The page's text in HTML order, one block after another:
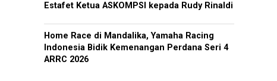
Estafet Ketua ASKOMPSI kepada Rudy Rinaldi
Home Race di Mandalika, Yamaha Racing
Indonesia Bidik Kemenangan Perdana Seri 4
ARRC 2026